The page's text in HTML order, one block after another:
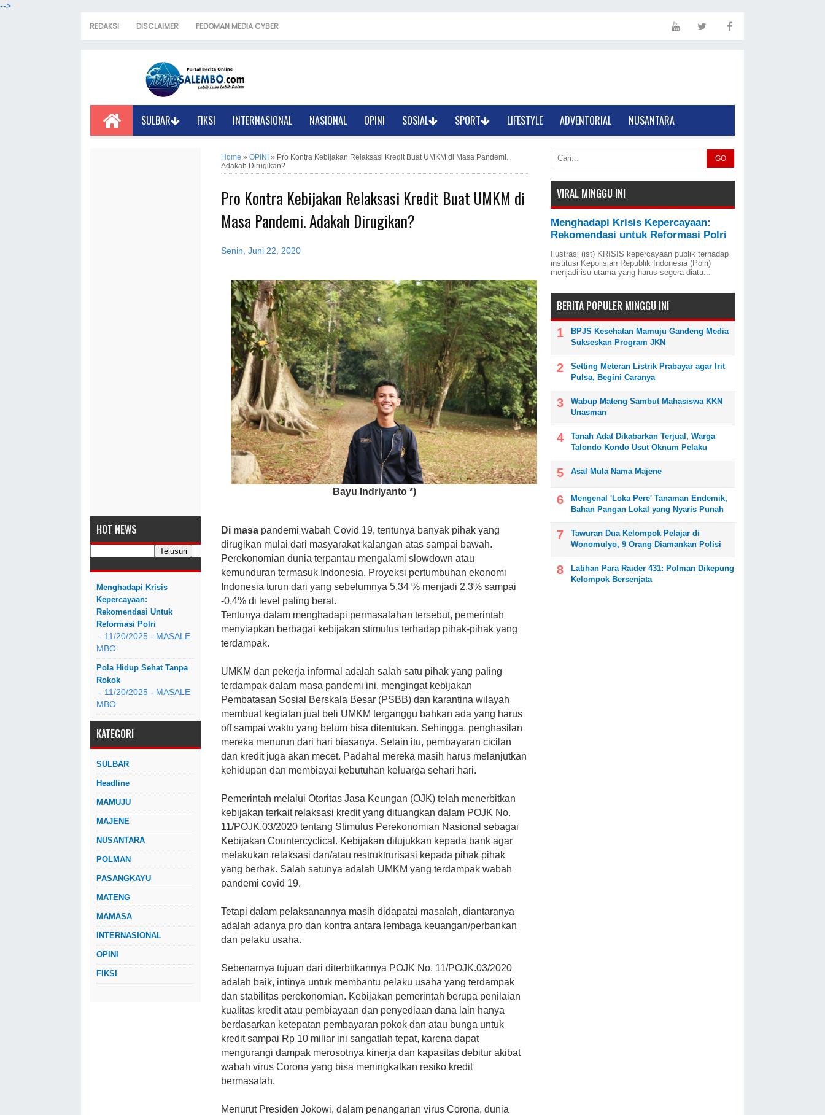
-->
REDAKSI DISCLAIMER PEDOMAN MEDIA CYBER
SULBAR FIKSI INTERNASIONAL NASIONAL OPINI SOSIAL SPORT LIFESTYLE ADVENTORIAL NUSANTARA
HOT NEWS
Menghadapi Krisis
Kepercayaan:
Rekomendasi Untuk
Reformasi Polri
- 11/20/2025 - MASALE
MBO
Pola Hidup Sehat Tanpa
Rokok
- 11/20/2025 - MASALE
MBO
KATEGORI
SULBAR
Headline
MAMUJU
MAJENE
NUSANTARA
POLMAN
PASANGKAYU
MATENG
MAMASA
INTERNASIONAL
OPINI
FIKSI
Home » OPINI » Pro Kontra Kebijakan Relaksasi Kredit Buat UMKM di Masa Pandemi.
Adakah Dirugikan?
Pro Kontra Kebijakan Relaksasi Kredit Buat UMKM di
Masa Pandemi. Adakah Dirugikan?
Senin, Juni 22, 2020
Bayu Indriyanto *)
Di masa pandemi wabah Covid 19, tentunya banyak pihak yang
dirugikan mulai dari masyarakat kalangan atas sampai bawah.
Perekonomian dunia terpantau mengalami slowdown atau
kemunduran termasuk Indonesia. Proyeksi pertumbuhan ekonomi
Indonesia turun dari yang sebelumnya 5,34 % menjadi 2,3% sampai
-0,4% di level paling berat.
Tentunya dalam menghadapi permasalahan tersebut, pemerintah
menyiapkan berbagai kebijakan stimulus terhadap pihak-pihak yang
terdampak.
UMKM dan pekerja informal adalah salah satu pihak yang paling
terdampak dalam masa pandemi ini, mengingat kebijakan
Pembatasan Sosial Berskala Besar (PSBB) dan karantina wilayah
membuat kegiatan jual beli UMKM terganggu bahkan ada yang harus
off sampai waktu yang belum bisa ditentukan. Sehingga, penghasilan
mereka menurun dari hari biasanya. Selain itu, pembayaran cicilan
dan kredit juga akan mecet. Padahal mereka masih harus melanjutkan
kehidupan dan membiayai kebutuhan keluarga sehari hari.
Pemerintah melalui Otoritas Jasa Keungan (OJK) telah menerbitkan
kebijakan terkait relaksasi kredit yang dituangkan dalam POJK No.
11/POJK.03/2020 tentang Stimulus Perekonomian Nasional sebagai
Kebijakan Countercyclical. Kebijakan ditujukkan kepada bank agar
melakukan relaksasi dan/atau restruktrurisasi kepada pihak pihak
yang berhak. Salah satunya adalah UMKM yang terdampak wabah
pandemi covid 19.
Tetapi dalam pelaksanannya masih didapatai masalah, diantaranya
adalah adanya pro dan kontra antara lembaga keuangan/perbankan
dan pelaku usaha.
Sebenarnya tujuan dari diterbitkannya POJK No. 11/POJK.03/2020
adalah baik, intinya untuk membantu pelaku usaha yang terdampak
dan stabilitas perekonomian. Kebijakan pemerintah berupa penilaian
kualitas kredit atau pembiayaan dan penyediaan dana lain hanya
berdasarkan ketepatan pembayaran pokok dan atau bunga untuk
kredit sampai Rp 10 miliar ini sangatlah tepat, karena dapat
mengurangi dampak merosotnya kinerja dan kapasitas debitur akibat
wabah virus Corona yang bisa meningkatkan resiko kredit
bermasalah.
Menurut Presiden Jokowi, dalam penanganan virus Corona, dunia
GO
VIRAL MINGGU INI
Menghadapi Krisis Kepercayaan:
Rekomendasi untuk Reformasi Polri
Ilustrasi (ist) KRISIS kepercayaan publik terhadap
institusi Kepolisian Republik Indonesia (Polri)
menjadi isu utama yang harus segera diata...
BERITA POPULER MINGGU INI
BPJS Kesehatan Mamuju Gandeng Media
Sukseskan Program JKN
Setting Meteran Listrik Prabayar agar Irit
Pulsa, Begini Caranya
Wabup Mateng Sambut Mahasiswa KKN
Unasman
Tanah Adat Dikabarkan Terjual, Warga
Talondo Kondo Usut Oknum Pelaku
Asal Mula Nama Majene
Mengenal 'Loka Pere' Tanaman Endemik,
Bahan Pangan Lokal yang Nyaris Punah
Tawuran Dua Kelompok Pelajar di
Wonomulyo, 9 Orang Diamankan Polisi
Latihan Para Raider 431: Polman Dikepung
Kelompok Bersenjata